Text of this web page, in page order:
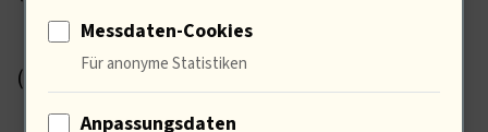
Medien
(9)
Marketing
Messdaten-Cookies
Für anonyme Statistiken
Anpassungsdaten